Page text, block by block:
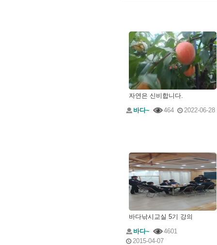
자연은 신비합니다.
바다~
464 2022-06-28
바다낚시교실 5기 강의
바다~
4601
2015-04-07